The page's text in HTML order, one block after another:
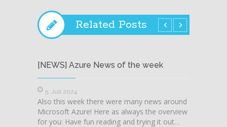
Related Posts
[NEWS] Azure News of the week
5. Juli 2024
Also this week there were many news around
Microsoft Azure! Here as always the overview
for you: Have fun reading and trying it out…